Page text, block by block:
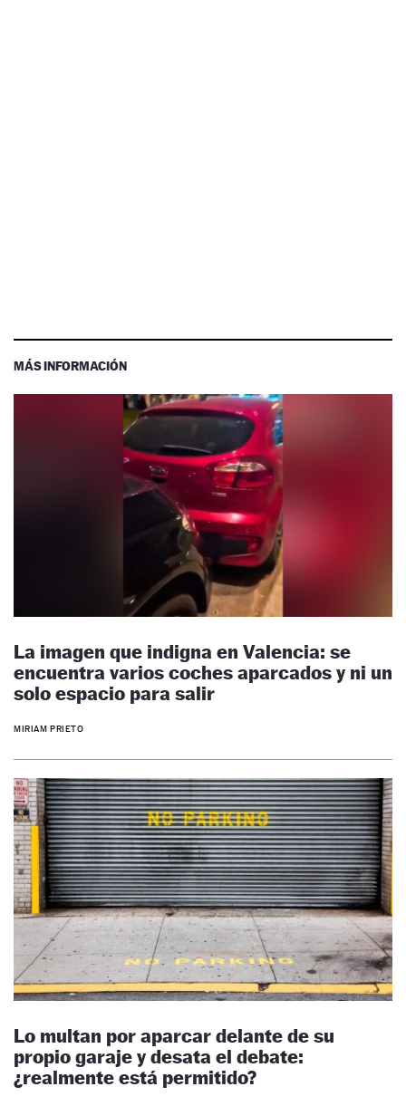
MÁS INFORMACIÓN
La imagen que indigna en Valencia: se
encuentra varios coches aparcados y ni un
solo espacio para salir
MIRIAM PRIETO
Lo multan por aparcar delante de su
propio garaje y desata el debate:
¿realmente está permitido?